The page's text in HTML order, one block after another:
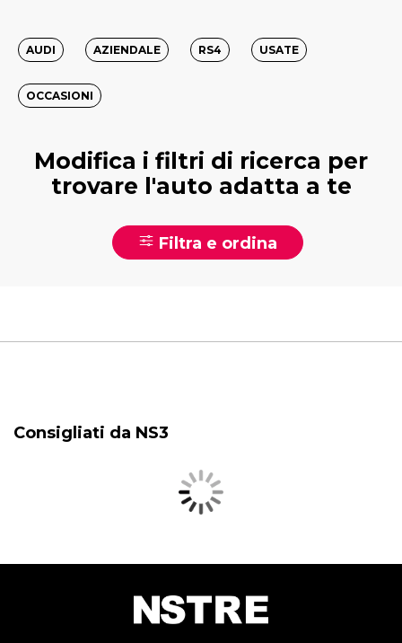
AUDI AZIENDALE RS4 USATE
OCCASIONI
Modifica i filtri di ricerca per
trovare l'auto adatta a te
Filtra e ordina
Consigliati da NS3